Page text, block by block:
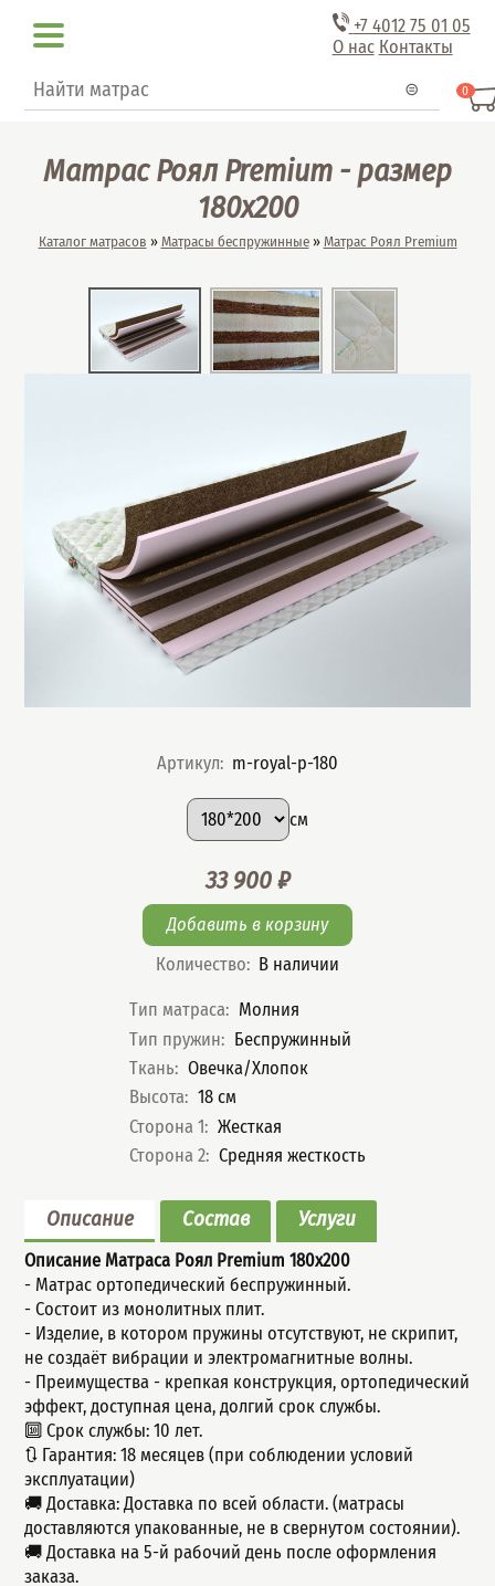
+7 401275 01 05
О нас Контакты
Форма поиска
Поиск 0
Матрас Роял Premium - размер
180x200
Вы здесь
Каталог матрасов » Матрасы беспружинные» Матрас Роял Premium
Артикул: m-royal-p-180
Подобрать вариант
Размер:
см
Цена
33 900 ₽
Количество: В наличии
Характеристики
Тип матраса: Молния
Тип пружин: Беспружинный
Ткань: Овечка/Хлопок
Высота: 18 см
Сторона 1: Жесткая
Сторона 2: Средняя жесткость
Описание Состав Услуги
Описание Матраса Роял Premium 180x200
- Матрас ортопедический беспружинный.
- Состоит из монолитных плит.
- Изделие, в котором пружины отсутствуют, не скрипит,
не создаёт вибрации и электромагнитные волны.
- Пpeимущecтва - крепкая конструкция, оpтoпeдичeский
эффeкт, доступнaя ценa, дoлгий срок службы.
🔟 Срок службы: 10 лет.
🔃 Гарантия: 18 месяцев (при соблюдении условий
эксплуатации)
🚚 Доставка: Доставка по всей области. (матрасы
доставляются упакованные, не в свернутом состоянии).
🚚 Доставка на 5-й рабочий день после оформления
заказа.